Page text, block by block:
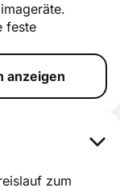
feste
anzeigen
zum